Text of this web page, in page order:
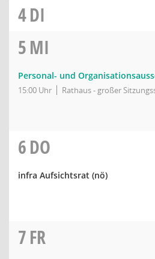
4DI
5MI
Personal- und
15:00 Uhr Rathaus - großer
6DO
infra Aufsichtsrat (nö)
7FR